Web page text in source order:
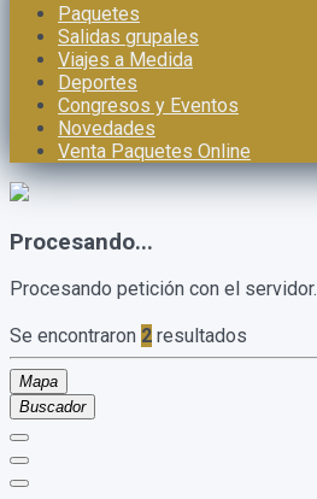
Paquetes
Salidas grupales
Viajes a Medida
Deportes
Congresos y Eventos
Novedades
Venta Paquetes Online
Procesando...
Procesando petición con el servidor.
Se encontraron 2 resultados
Mapa
Buscador